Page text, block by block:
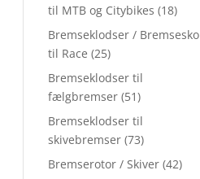
til MTB og Citybikes (18)
Bremseklodser / Bremsesko
til Race (25)
Bremseklodser til
fælgbremser (51)
Bremseklodser til
skivebremser (73)
Bremserotor / Skiver (42)